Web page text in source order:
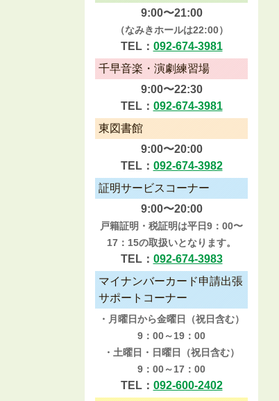
9:00〜21:00
（なみきホールは22:00）
TEL： 092-674-3981
千早音楽・演劇練習場
9:00〜22:30
TEL： 092-674-3981
東図書館
9:00〜20:00
TEL： 092-674-3982
証明サービスコーナー
9:00〜20:00
戸籍証明・税証明は平日9：00〜
17：15の取扱いとなります。
TEL： 092-674-3983
マイナンバーカード申請出張
サポートコーナー
・月曜日から金曜日（祝日含む）
9：00～19：00
・土曜日・日曜日（祝日含む）
9：00～17：00
TEL： 092-600-2402